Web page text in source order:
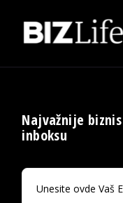
Najvažnije
inboksu